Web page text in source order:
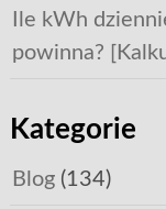
Ile kWh
powinna?
Kategorie
Blog(134)